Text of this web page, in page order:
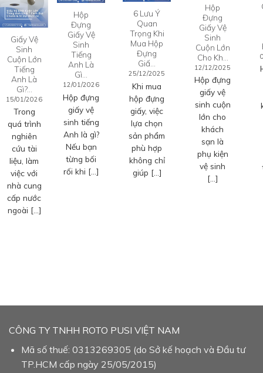
Giấy Vệ
Sinh
Cuộn Lớn
Tiếng
Anh Là
Gì?…
15/01/2026
Trong
quá trình
nghiên
cứu tài
liệu, làm
việc với
nhà cung
cấp nước
ngoài […]
Hộp
Đựng
Giấy Vệ
Sinh
Tiếng
Anh Là
Gì…
12/01/2026
Hộp đựng
giấy vệ
sinh tiếng
Anh là gì?
Nếu bạn
từng bối
rối khi […]
6 Lưu Ý
Quan
Trọng Khi
Mua Hộp
Đựng
Giấ…
25/12/2025
Khi mua
hộp đựng
giấy, việc
lựa chọn
sản phẩm
phù hợp
không chỉ
giúp […]
Hộp
Đựng
Giấy Vệ
Sinh
Cuộn Lớn
Cho Kh…
12/12/2025
Hộp đựng
giấy vệ
sinh cuộn
lớn cho
khách
sạn là
phụ kiện
vệ sinh
[…]
CÔNG TY TNHH ROTO PUSI VIỆT NAM
Mã số thuế: 0313269305 (do Sở kế hoạch và Đầu tư
TP.HCM cấp ngày 25/05/2015)